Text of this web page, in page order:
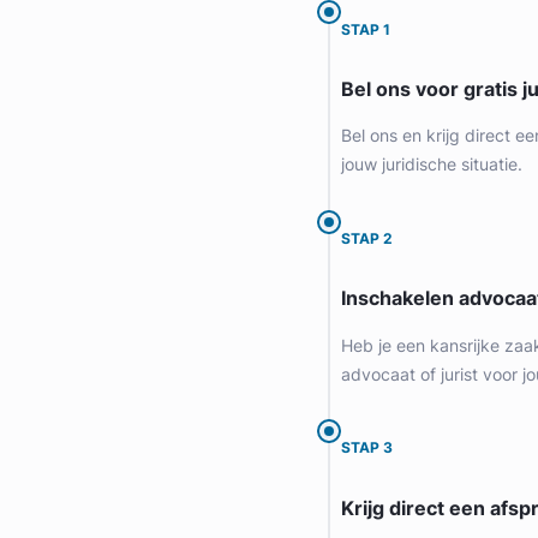
STAP 1
Bel ons voor gratis
Bel ons en krijg direct
jouw juridische situatie.
STAP 2
Inschakelen
Heb je een kansrijke
advocaat of jurist voor
STAP 3
Krijg direct een